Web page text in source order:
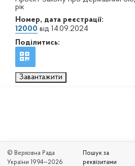
рік
Номер, дата реєстрації:
12000 від 14.09.2024
Поділитись:
Завантажити
© Верховна Рада
України 1994—2026
Пошук за
реквізитами